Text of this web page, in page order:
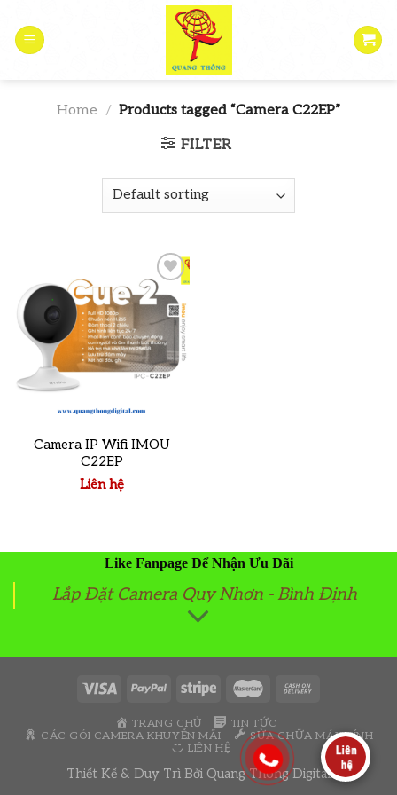
content
Home / Products tagged “Camera C22EP”
FILTER
Add to
wishlist
Camera IP Wifi IMOU
C22EP
Liên hệ
Like Fanpage Để Nhận Ưu Đãi
Lắp Đặt Camera Quy Nhơn - Bình Định
TRANG CHỦ
TIN TỨC
CÁC GÓI CAMERA KHUYẾN MÃI
SỬA CHỮA MÁY TÍNH
LIÊN HỆ
Thiết Kế & Duy Trì Bởi Quang Thông Digital